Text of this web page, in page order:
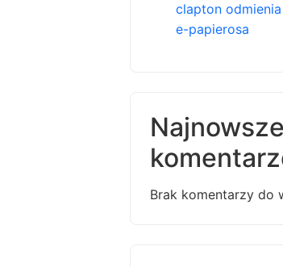
clapton
e-papierosa
Najnowsze
Brak komentarzy do